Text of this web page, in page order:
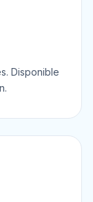
Disponible